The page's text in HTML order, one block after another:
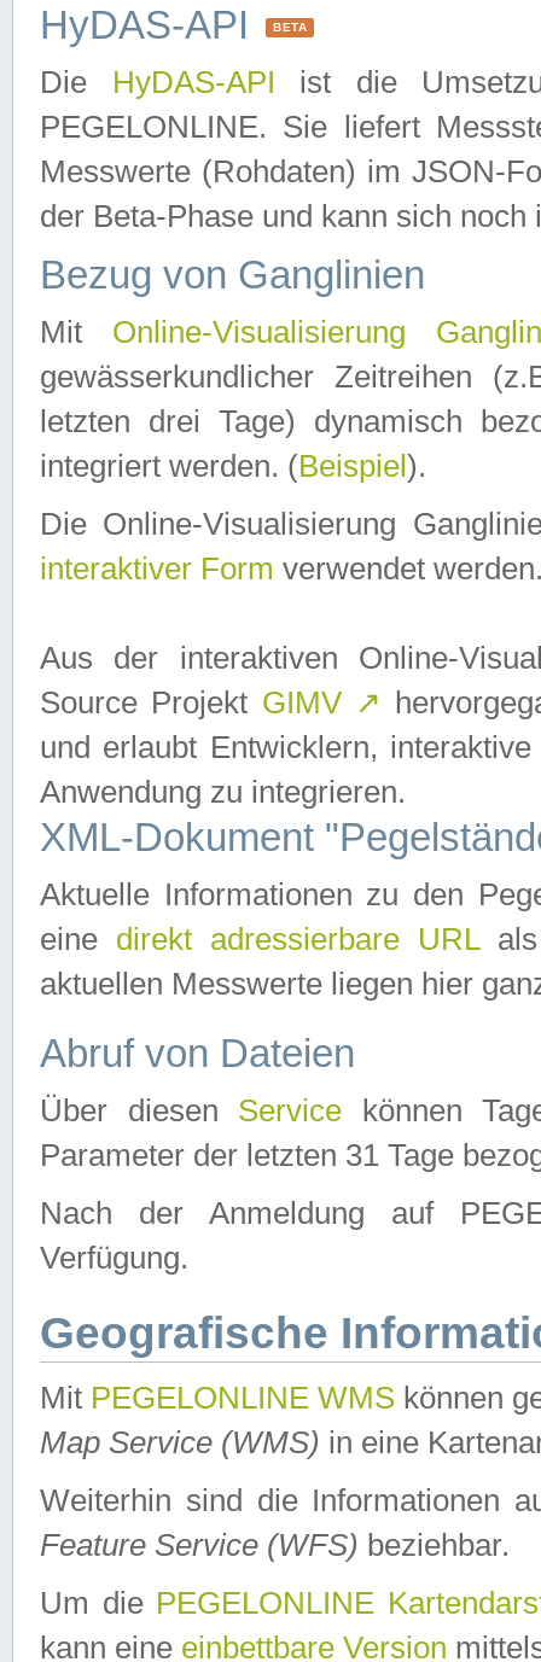
HyDAS-API BETA
Die HyDAS-API ist die
PEGELONLINE. Sie liefert
Messwerte (Rohdaten) im JSON-
der Beta-Phase und kann sich noch
Bezug von Ganglinien
Mit Online-Visualisierung
gewässerkundlicher Zeitreihen
letzten drei Tage) dynamisch
integriert werden. (Beispiel ).
Die Online-Visualisierung
interaktiver Form verwendet
Aus der interaktiven Online-
Source Projekt GIMV ↗
und erlaubt Entwicklern,
Anwendung zu integrieren.
XML-Dokument
Aktuelle Informationen zu den
eine direkt adressierbare URLals
aktuellen Messwerte liegen hier
Abruf von Dateien
Über diesen Service können
Parameter der letzten 31 Tage
Nach der Anmeldung auf
Verfügung.
Geografische
Mit PEGELONLINE WMS können
Map Service (WMS) in eine
Weiterhin sind die Informationen
Feature Service (WFS) beziehbar.
Um die PEGELONLINE
kann eine einbettbare Version